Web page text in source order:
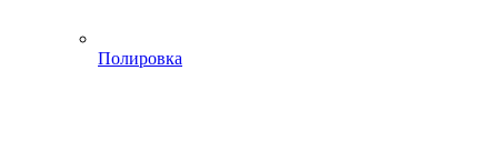
Полировка